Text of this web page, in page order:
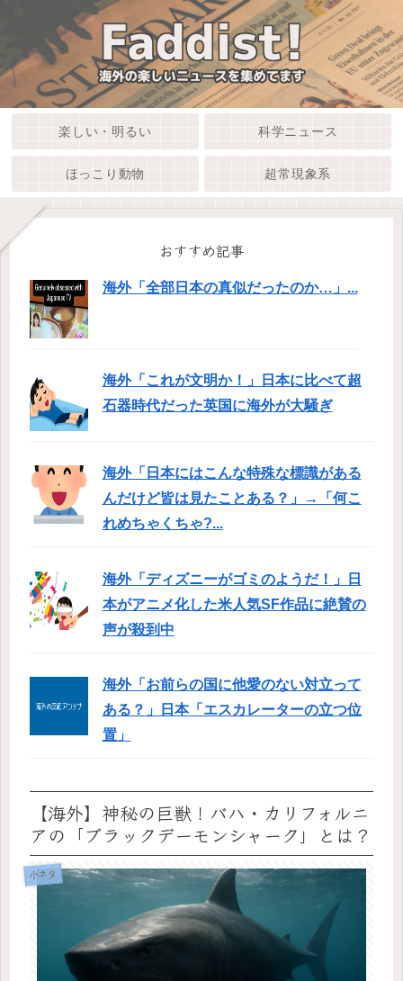
楽しい・明るい 科学ニュース
ほっこり動物 超常現象系
おすすめ記事
海外「全部日本の真似だったのか…」...
海外「これが文明か！」日本に比べて超
石器時代だった英国に海外が大騒ぎ
海外「日本にはこんな特殊な標識がある
んだけど皆は見たことある？」→「何こ
れめちゃくちゃ?...
海外「ディズニーがゴミのようだ！」日
本がアニメ化した米人気SF作品に絶賛の
声が殺到中
海外「お前らの国に他愛のない対立って
ある？」日本「エスカレーターの立つ位
置」
【海外】神秘の巨獣！バハ・カリフォルニ
アの「ブラックデーモンシャーク」とは？
小ネタ